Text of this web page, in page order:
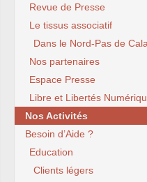
Revue de Presse
Le tissus associatif
Dans le Nord-Pas de
Nos partenaires
Espace Presse
Libre et Libertés
Nos Activités
Besoin d’Aide ?
Education
Clients légers